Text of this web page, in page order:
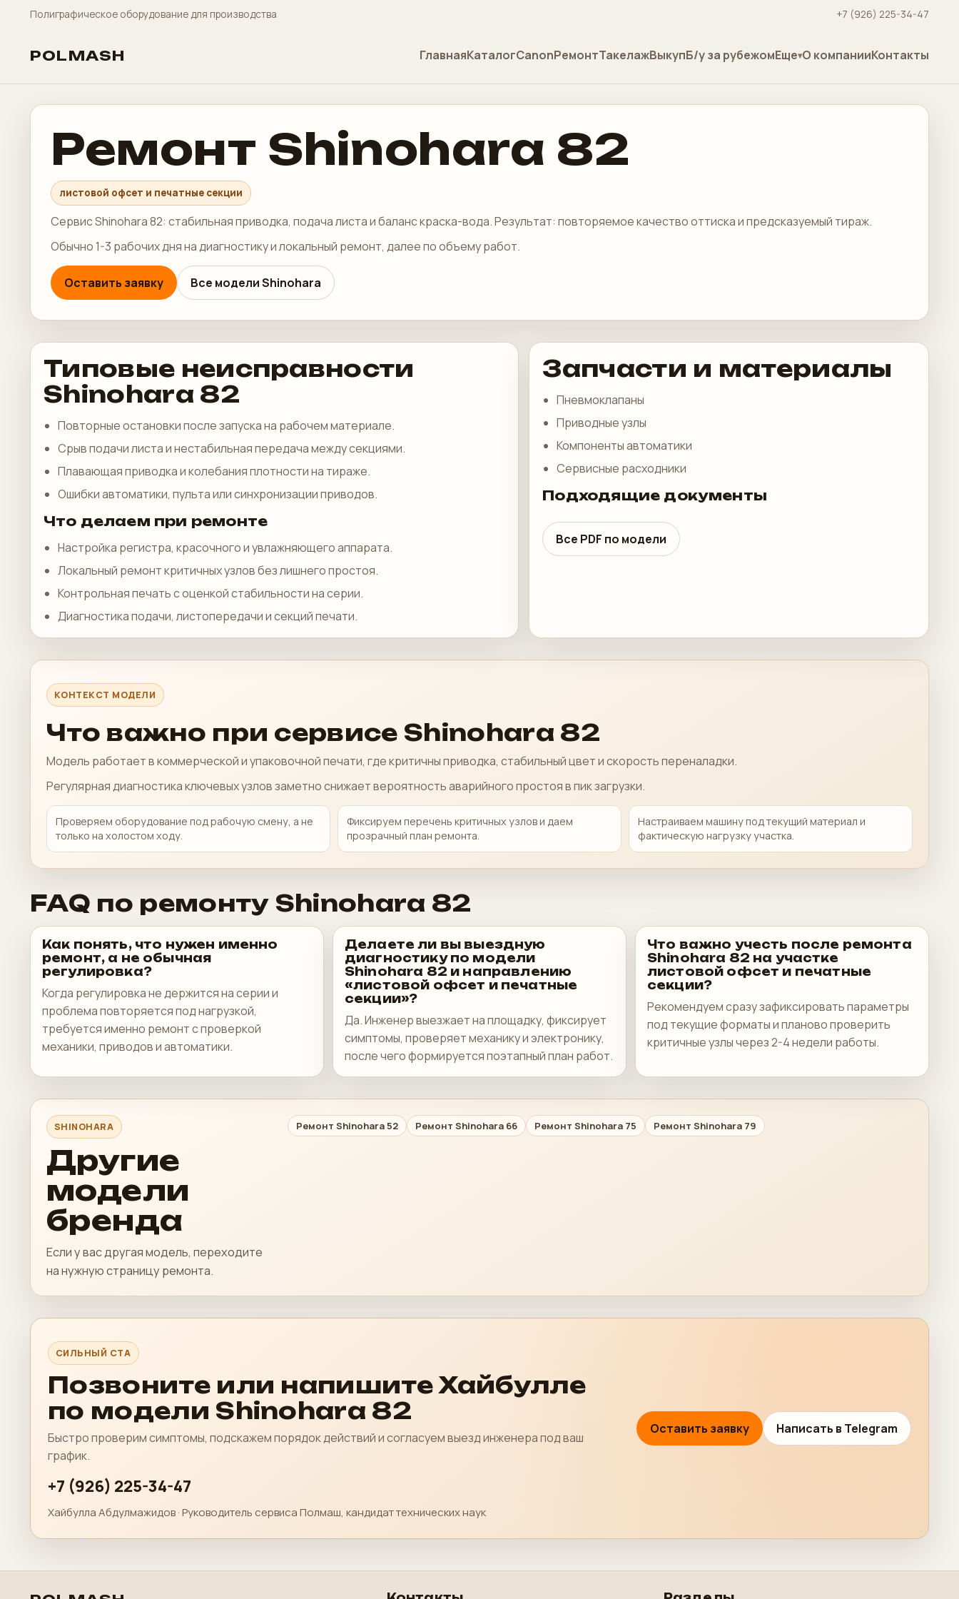
Полиграфическое оборудование для производства +7 (926) 225-34-47
POLMASH ГлавнаяКаталогCanonРемонтТакелажВыкупБ/у за рубежомЕще О компанииКонтакты
Ремонт Shinohara 82
листовой офсет и печатные секции
Сервис Shinohara 82: стабильная приводка, подача листа и баланс краска-вода. Результат: повторяемое качество оттиска и предсказуемый тираж.
Обычно 1-3 рабочих дня на диагностику и локальный ремонт, далее по объему работ.
Оставить заявку Все модели Shinohara
Типовые неисправности
Shinohara 82
Повторные остановки после запуска на рабочем материале.
Срыв подачи листа и нестабильная передача между секциями.
Плавающая приводка и колебания плотности на тираже.
Ошибки автоматики, пульта или синхронизации приводов.
Что делаем при ремонте
Настройка регистра, красочного и увлажняющего аппарата.
Локальный ремонт критичных узлов без лишнего простоя.
Контрольная печать с оценкой стабильности на серии.
Диагностика подачи, листопередачи и секций печати.
Запчасти и материалы
Пневмоклапаны
Приводные узлы
Компоненты автоматики
Сервисные расходники
Подходящие документы
Все PDF по модели
КОНТЕКСТ МОДЕЛИ
Что важно при сервисе Shinohara 82
Модель работает в коммерческой и упаковочной печати, где критичны приводка, стабильный цвет и скорость переналадки.
Регулярная диагностика ключевых узлов заметно снижает вероятность аварийного простоя в пик загрузки.
Проверяем оборудование под рабочую смену, а не
только на холостом ходу.
Фиксируем перечень критичных узлов и даем
прозрачный план ремонта.
Настраиваем машину под текущий материал и
фактическую нагрузку участка.
FAQ по ремонту Shinohara 82
Как понять, что нужен именно
ремонт, а не обычная
регулировка?
Когда регулировка не держится на серии и
проблема повторяется под нагрузкой,
требуется именно ремонт с проверкой
механики, приводов и автоматики.
Делаете ли вы выездную
диагностику по модели
Shinohara 82 и направлению
«листовой офсет и печатные
секции»?
Да. Инженер выезжает на площадку, фиксирует
симптомы, проверяет механику и электронику,
после чего формируется поэтапный план работ.
Что важно учесть после ремонта
Shinohara 82 на участке
листовой офсет и печатные
секции?
Рекомендуем сразу зафиксировать параметры
под текущие форматы и планово проверить
критичные узлы через 2-4 недели работы.
SHINOHARA
Другие
модели
бренда
Если у вас другая модель, переходите
на нужную страницу ремонта.
Ремонт Shinohara 52 Ремонт Shinohara 66 Ремонт Shinohara 75 Ремонт Shinohara 79
СИЛЬНЫЙ CTA
Позвоните или напишите Хайбулле
по модели Shinohara 82
Быстро проверим симптомы, подскажем порядок действий и согласуем выезд инженера под ваш
график.
+7 (926) 225-34-47
Хайбулла Абдулмажидов · Руководитель сервиса Полмаш, кандидат технических наук
Оставить заявку Написать в Telegram